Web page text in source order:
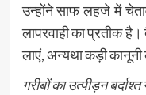
उन्होंने साफ लहजे में
लापरवाही का प्रतीक
लाएं, अन्यथा कड़ी कानूनी
गरीबों का उत्पीड़न